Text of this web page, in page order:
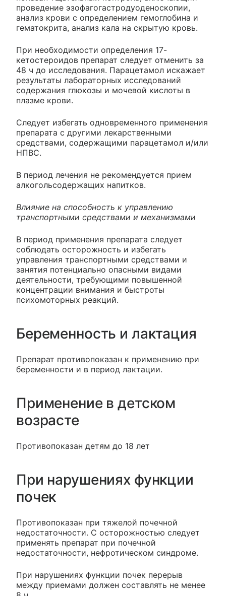
проведение эзофагогастродуоденоскопии,
анализ крови с определением гемоглобина и
гематокрита, анализ кала на скрытую кровь.
При необходимости определения 17-
кетостероидов препарат следует отменить за
48 ч до исследования. Парацетамол искажает
результаты лабораторных исследований
содержания глюкозы и мочевой кислоты в
плазме крови.
Следует избегать одновременного применения
препарата с другими лекарственными
средствами, содержащими парацетамол и/или
НПВС.
В период лечения не рекомендуется прием
алкогольсодержащих напитков.
Влияние на способность к управлению
транспортными средствами и механизмами
В период применения препарата следует
соблюдать осторожность и избегать
управления транспортными средствами и
занятия потенциально опасными видами
деятельности, требующими повышенной
концентрации внимания и быстроты
психомоторных реакций.
Беременность и лактация
Препарат противопоказан к применению при
беременности и в период лактации.
Применение в детском
возрасте
Противопоказан детям до 18 лет
При нарушениях функции
почек
Противопоказан при тяжелой почечной
недостаточности. С осторожностью следует
применять препарат при почечной
недостаточности, нефротическом синдроме.
При нарушениях функции почек перерыв
между приемами должен составлять не менее